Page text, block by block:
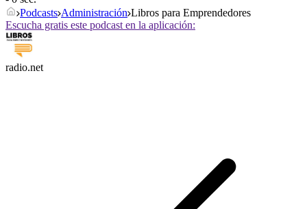
Podcasts Administración Libros para Emprendedores
Escucha gratis este podcast en la aplicación:
radio.net